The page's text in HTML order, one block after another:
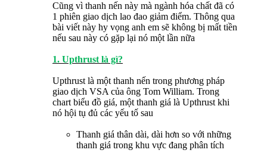
Cũng vì thanh nến này mà ngành hóa chất đã có
1 phiên giao dịch lao đao giảm điểm. Thông qua
bài viết này hy vọng anh em sẽ không bị mất tiền
nếu sau này có gặp lại nó một lần nữa
1. Upthrust là gì?
Upthrust là một thanh nến trong phương pháp
giao dịch VSA của ông Tom William. Trong
chart biểu đồ giá, một thanh giá là Upthrust khi
nó hội tụ đủ các yếu tố sau
Thanh giá thân dài, dài hơn so với những
thanh giá trong khu vực đang phân tích